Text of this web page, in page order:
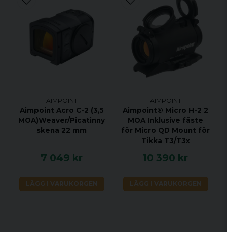
AIMPOINT
Aimpoint Acro C-2 (3,5
MOA)Weaver/Picatinny
skena 22 mm
7 049 kr
LÄGG I VARUKORGEN
AIMPOINT
Aimpoint® Micro H-2 2
MOA Inklusive fäste
för Micro QD Mount för
Tikka T3/T3x
10 390 kr
LÄGG I VARUKORGEN